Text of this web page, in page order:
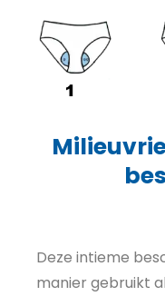
Deze intieme
manier gebruikt